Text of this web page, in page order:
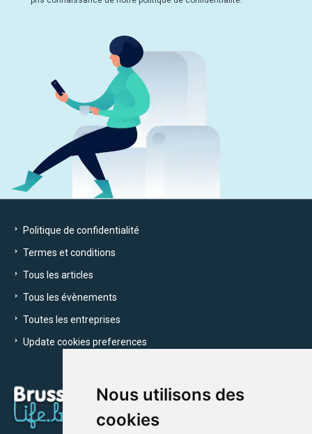
Nous utilisons des
cookies
Politique de confidentialité
Termes et conditions
Tous les articles
Tous les évènements
Toutes les entreprises
Update cookies preferences